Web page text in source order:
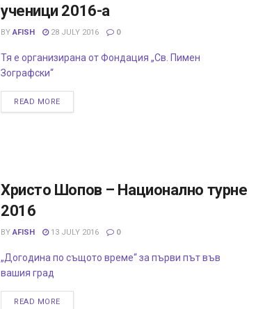
ученици 2016-а
BY AFISH 28 JULY 2016 0
Тя е организирана от Фондация „Св. Пимен
Зографски“
READ MORE
Христо Шопов – Национално турне
2016
BY AFISH 13 JULY 2016 0
„Догодина по същото време“ за първи път във
вашия град
READ MORE